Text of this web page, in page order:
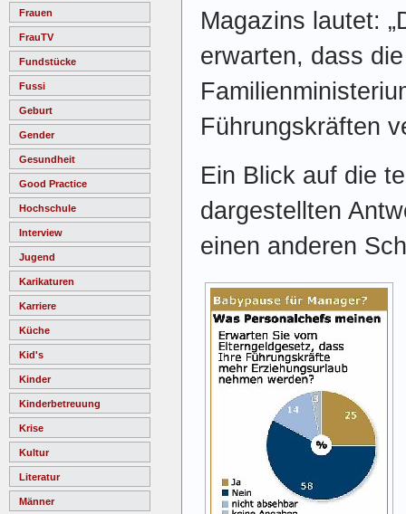
Frauen
FrauTV
Fundstücke
Fussi
Geburt
Gender
Gesundheit
Good Practice
Hochschule
Interview
Jugend
Karikaturen
Karriere
Küche
Kid's
Kinder
Kinderbetreuung
Krise
Kultur
Literatur
Männer
Magazins lautet:
erwarten, dass
Führungskräften
Ein Blick auf die
dargestellten
einen anderen